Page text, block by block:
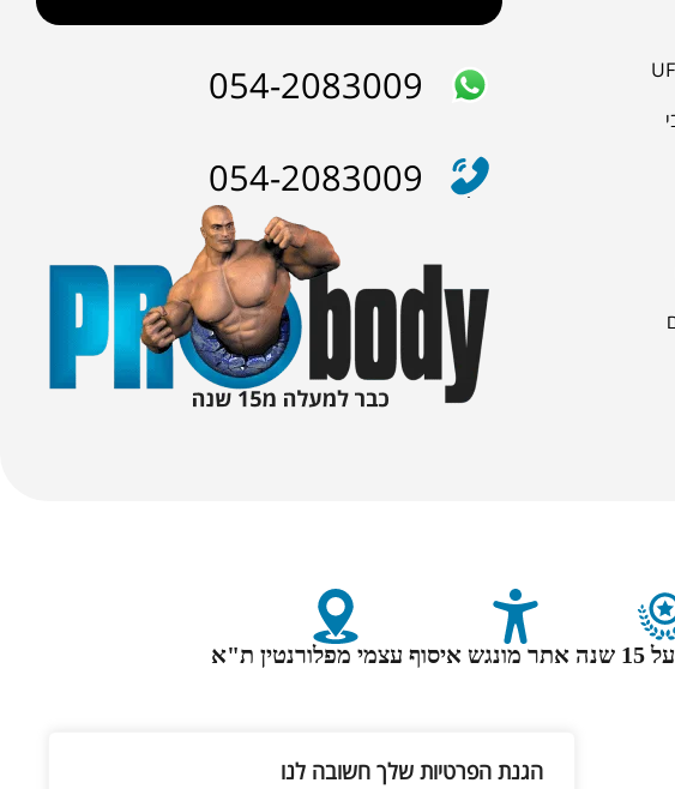
הגנת הפרטיות שלך חשובה לנו
054-2083009
054-2083009
שנה אתר מונגשאיסוף עצמי מפלורנטין ת"א